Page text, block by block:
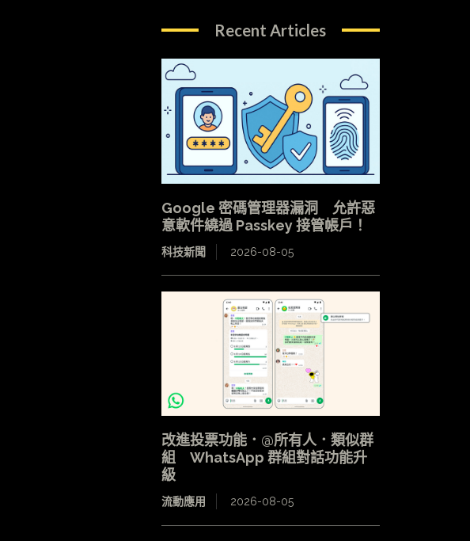
Recent Articles
Google 密碼管理器漏洞 允許惡
意軟件繞過 Passkey 接管帳戶！
科技新聞 2026-08-05
改進投票功能．@所有人．類似群
組 WhatsApp 群組對話功能升
級
流動應用 2026-08-05